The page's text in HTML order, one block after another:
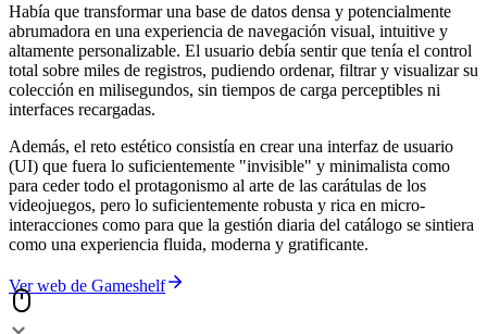
Había que transformar una base de datos densa y potencialmente
abrumadora en una experiencia de navegación visual, intuitive y
altamente personalizable. El usuario debía sentir que tenía el control
total sobre miles de registros, pudiendo ordenar, filtrar y visualizar su
colección en milisegundos, sin tiempos de carga perceptibles ni
interfaces recargadas.
Además, el reto estético consistía en crear una interfaz de usuario
(UI) que fuera lo suficientemente "invisible" y minimalista como
para ceder todo el protagonismo al arte de las carátulas de los
videojuegos, pero lo suficientemente robusta y rica en micro-
interacciones como para que la gestión diaria del catálogo se sintiera
como una experiencia fluida, moderna y gratificante.
Ver web de Gameshelf